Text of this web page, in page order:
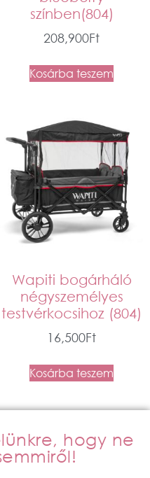
színben(804)
208,900Ft
Kosárba teszem
Wapiti bogárháló
négyszemélyes
testvérkocsihoz (804)
16,500Ft
Kosárba teszem
hogy ne